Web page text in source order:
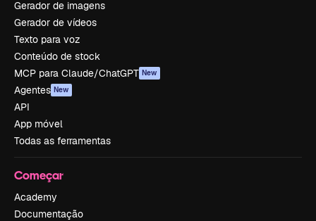
Gerador de imagens
Gerador de vídeos
Texto para voz
Conteúdo de stock
MCP para Claude/ChatGPT New
Agentes New
API
App móvel
Todas as ferramentas
Começar
Academy
Documentação